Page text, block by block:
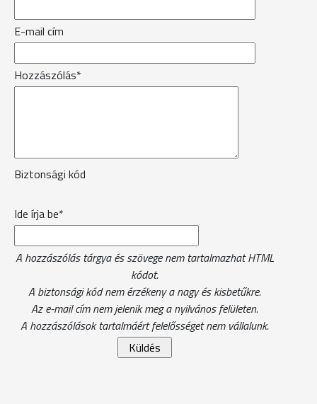
E-mail cím
Hozzászólás*
Biztonsági kód
Ide írja be*
A hozzászólás tárgya és szövege nem tartalmazhat HTML
kódot.
A biztonsági kód nem érzékeny a nagy és kisbetűkre.
Az e-mail cím nem jelenik meg a nyilvános felületen.
A hozzászólások tartalmáért felelősséget nem vállalunk.